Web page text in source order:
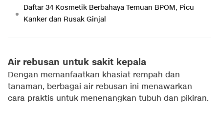
Daftar 34 Kosmetik Berbahaya Temuan BPOM, Picu
Kanker dan Rusak Ginjal
Air rebusan untuk sakit kepala
Dengan memanfaatkan khasiat rempah dan
tanaman, berbagai air rebusan ini menawarkan
cara praktis untuk menenangkan tubuh dan pikiran.